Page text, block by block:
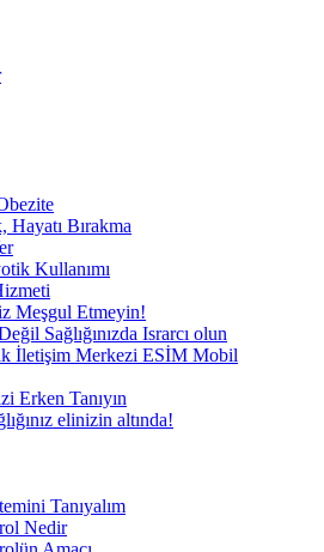
Hayatı Bırakma
Kullanımı
Meşgul Etmeyin!
Sağlığınızda Israrcı olun
İletişim Merkezi ESİM Mobil
Erken Tanıyın
elinizin altında!
Tanıyalım
Nedir